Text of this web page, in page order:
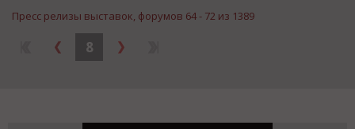
Пресс релизы выставок, форумов 64 - 72 из 1389
8